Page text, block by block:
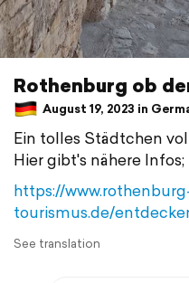
Rothenburg ob
August 19, 2023 in
Ein tolles Städtchen
Hier gibt's nähere Infos;
https://
tourismus.de/
See translation